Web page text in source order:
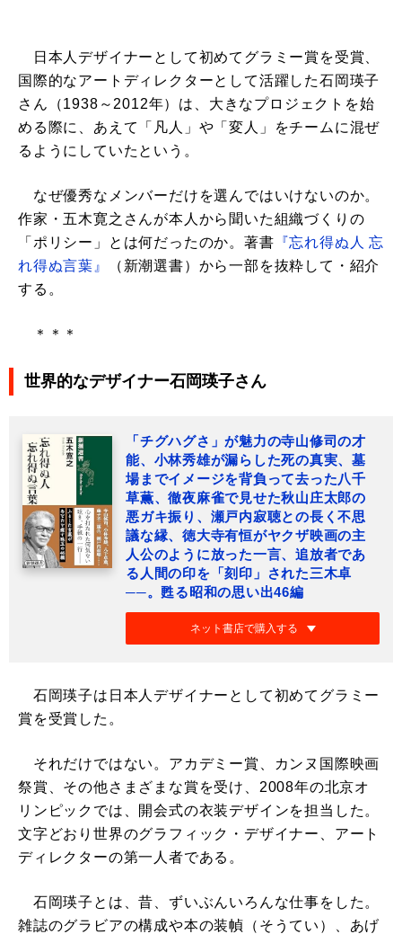
日本人デザイナーとして初めてグラミー賞を受賞、
国際的なアートディレクターとして活躍した石岡瑛子
さん（1938～2012年）は、大きなプロジェクトを始
める際に、あえて「凡人」や「変人」をチームに混ぜ
るようにしていたという。
なぜ優秀なメンバーだけを選んではいけないのか。
作家・五木寛之さんが本人から聞いた組織づくりの
「ポリシー」とは何だったのか。著書 『忘れ得ぬ人 忘
れ得ぬ言葉』
（新潮選書）から一部を抜粋して・紹介
する。
＊＊＊
世界的なデザイナー石岡瑛子さん
「チグハグさ」が魅力の寺山修司の才
能、小林秀雄が漏らした死の真実、墓
場までイメージを背負って去った八千
草薫、徹夜麻雀で見せた秋山庄太郎の
悪ガキ振り、瀬戸内寂聴との長く不思
議な縁、徳大寺有恒がヤクザ映画の主
人公のように放った一言、追放者であ
る人間の印を「刻印」された三木卓
──。甦る昭和の思い出46編
ネット書店で購入する
石岡瑛子は日本人デザイナーとして初めてグラミー
賞を受賞した。
それだけではない。アカデミー賞、カンヌ国際映画
祭賞、その他さまざまな賞を受け、2008年の北京オ
リンピックでは、開会式の衣装デザインを担当した。
文字どおり世界のグラフィック・デザイナー、アート
ディレクターの第一人者である。
石岡瑛子とは、昔、ずいぶんいろんな仕事をした。
雑誌のグラビアの構成や本の装幀（そうてい）、あげ